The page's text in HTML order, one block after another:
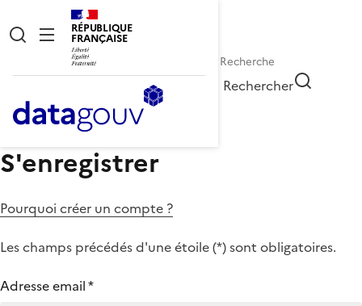
RÉPUBLIQUE
FRANÇAISE
Rechercher
S'enregistrer
Pourquoi créer un compte ?
Les champs précédés d'une étoile (*) sont obligatoires.
Adresse email*